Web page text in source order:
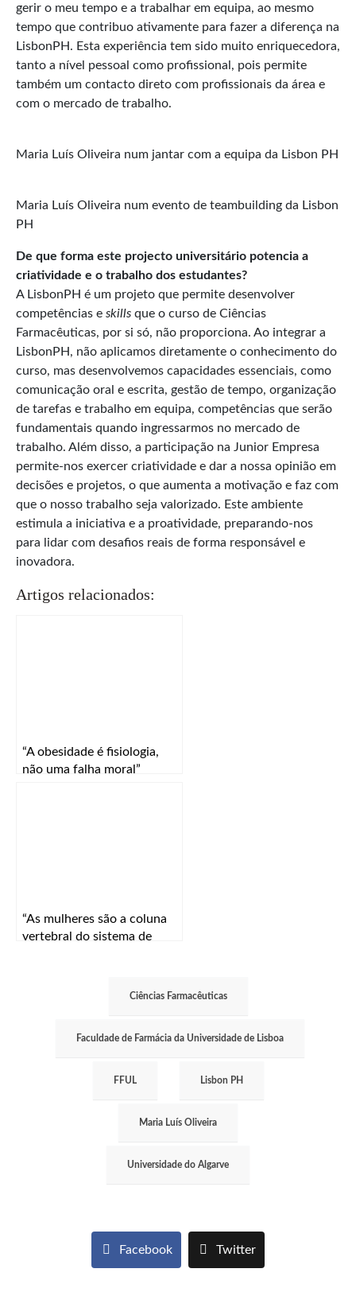
gerir o meu tempo e a trabalhar em equipa, ao mesmo
tempo que contribuo ativamente para fazer a diferença na
LisbonPH. Esta experiência tem sido muito enriquecedora,
tanto a nível pessoal como profissional, pois permite
também um contacto direto com profissionais da área e
com o mercado de trabalho.
Maria Luís Oliveira num jantar com a equipa da Lisbon PH
Maria Luís Oliveira num evento de teambuilding da Lisbon
PH
De que forma este projecto universitário potencia a
criatividade e o trabalho dos estudantes?
A LisbonPH é um projeto que permite desenvolver
competências e skills que o curso de Ciências
Farmacêuticas, por si só, não proporciona. Ao integrar a
LisbonPH, não aplicamos diretamente o conhecimento do
curso, mas desenvolvemos capacidades essenciais, como
comunicação oral e escrita, gestão de tempo, organização
de tarefas e trabalho em equipa, competências que serão
fundamentais quando ingressarmos no mercado de
trabalho. Além disso, a participação na Junior Empresa
permite-nos exercer criatividade e dar a nossa opinião em
decisões e projetos, o que aumenta a motivação e faz com
que o nosso trabalho seja valorizado. Este ambiente
estimula a iniciativa e a proatividade, preparando-nos
para lidar com desafios reais de forma responsável e
inovadora.
Artigos relacionados:
“A obesidade é fisiologia,
não uma falha moral”
“As mulheres são a coluna
vertebral do sistema de
Ciências Farmacêuticas
Faculdade de Farmácia da Universidade de Lisboa
FFUL Lisbon PH
Maria Luís Oliveira
Universidade do Algarve
Facebook Twitter